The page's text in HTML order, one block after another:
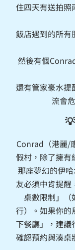
住四天有送拍照
飯店遇到的所有
然後有個
還有管家豪水提
流會
Conrad（港麗/
假村，除了擁有
那座夢幻的伊
友必須中肯提
桌數限制」（
行）。如果你的
下餐廳」，建
確認預約與湊桌